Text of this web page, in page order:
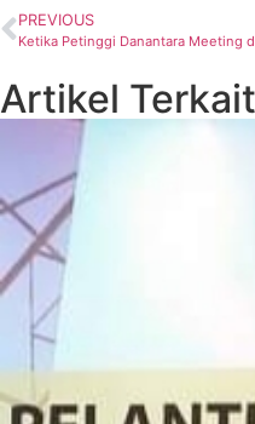
PREVIOUS
Ketika Petinggi Danantara Meeting
Artikel Terkait